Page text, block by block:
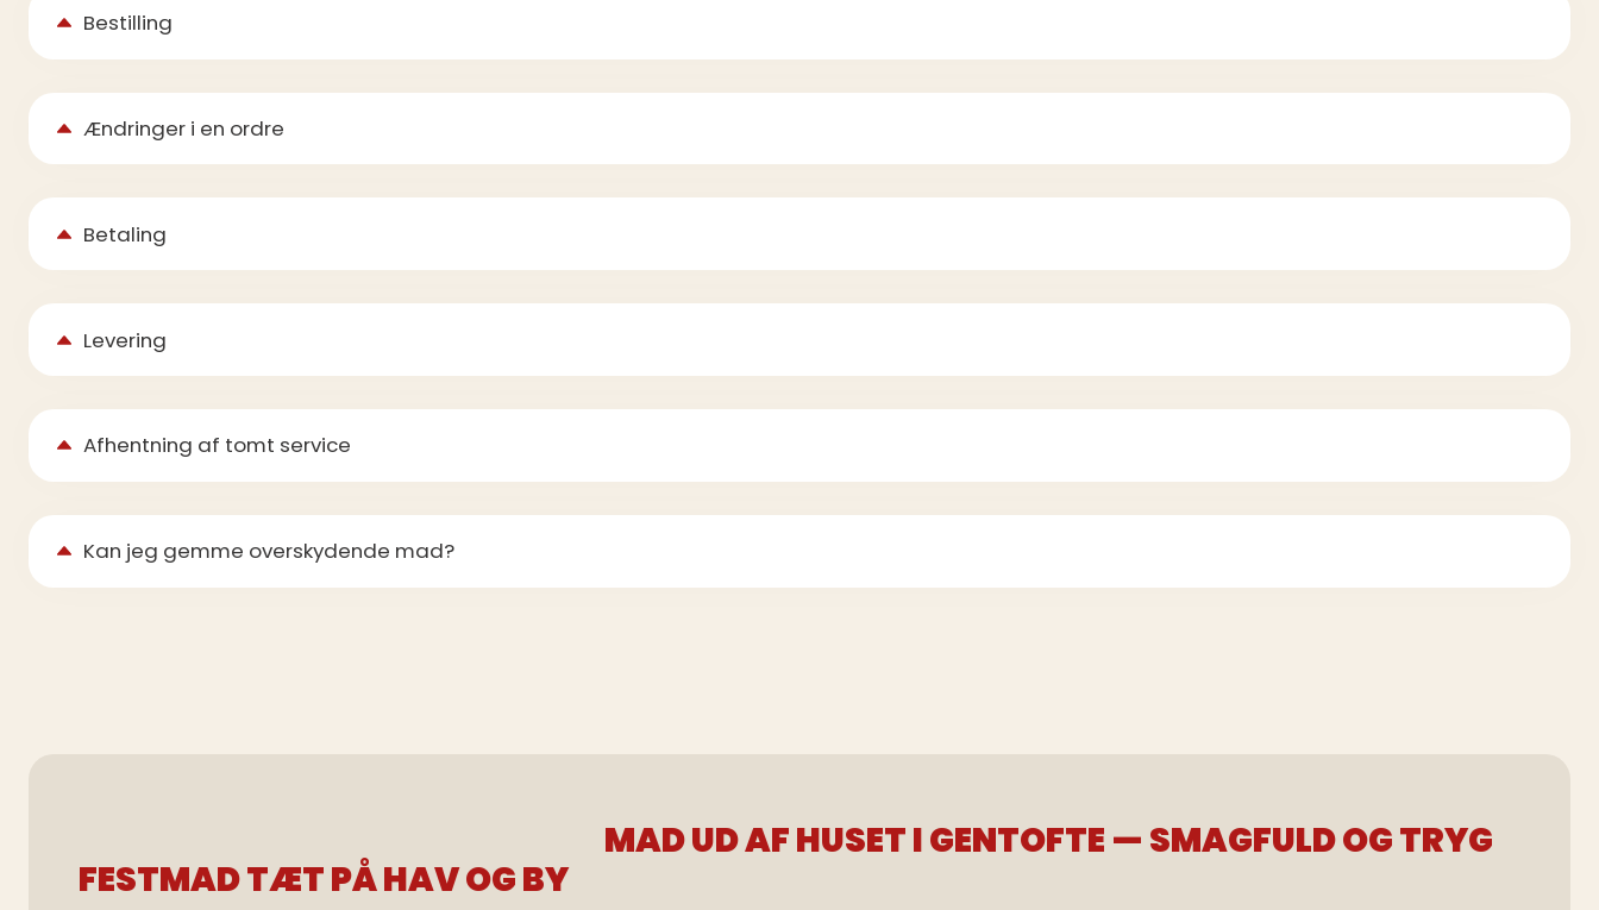
Bestilling
Ændringer i en ordre
Betaling
Levering
Afhentning af tomt service
Kan jeg gemme overskydende mad?
MAD UD AF HUSET I GENTOFTE — SMAGFULD OG TRYG
FESTMAD TÆT PÅ HAV OG BY